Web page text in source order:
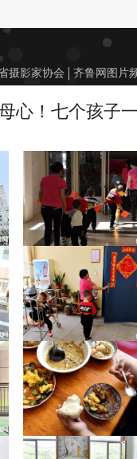
摄影家协会 齐鲁网图片
心！七个孩子